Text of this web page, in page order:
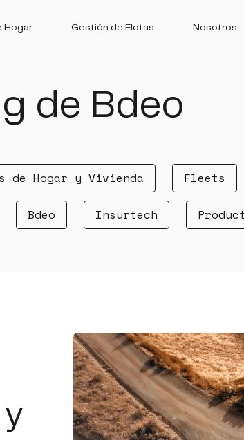
Hogar Gestión de Flotas Nosotros
de Bdeo
de Hogar y Vivienda Fleets
Bdeo Insurtech
y